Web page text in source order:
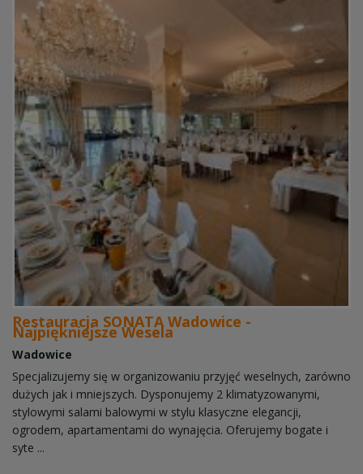
Restauracja SONATA Wadowice -
Najpiękniejsze Wesela
Wadowice
Specjalizujemy się w organizowaniu przyjęć weselnych, zarówno
dużych jak i mniejszych. Dysponujemy 2 klimatyzowanymi,
stylowymi salami balowymi w stylu klasyczne elegancji,
ogrodem, apartamentami do wynajęcia. Oferujemy bogate i
syte ...